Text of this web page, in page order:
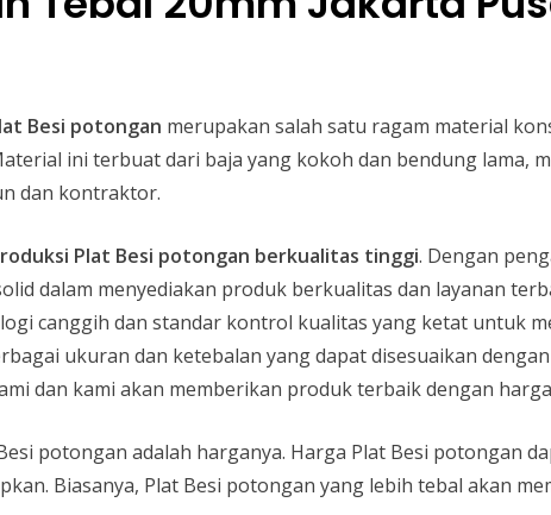
Besi potongan merupakan salah satu ragam material
ini terbuat dari baja yang kokoh dan bendung lama,
dan kontraktor.
Plat Besi potongan berkualitas tinggi. Dengan
dalam menyediakan produk berkualitas dan layanan
canggih dan standar kontrol kualitas yang ketat untuk
ukuran dan ketebalan yang dapat disesuaikan
dan kami akan memberikan produk terbaik dengan
potongan adalah harganya. Harga Plat Besi potongan
Biasanya, Plat Besi potongan yang lebih tebal akan